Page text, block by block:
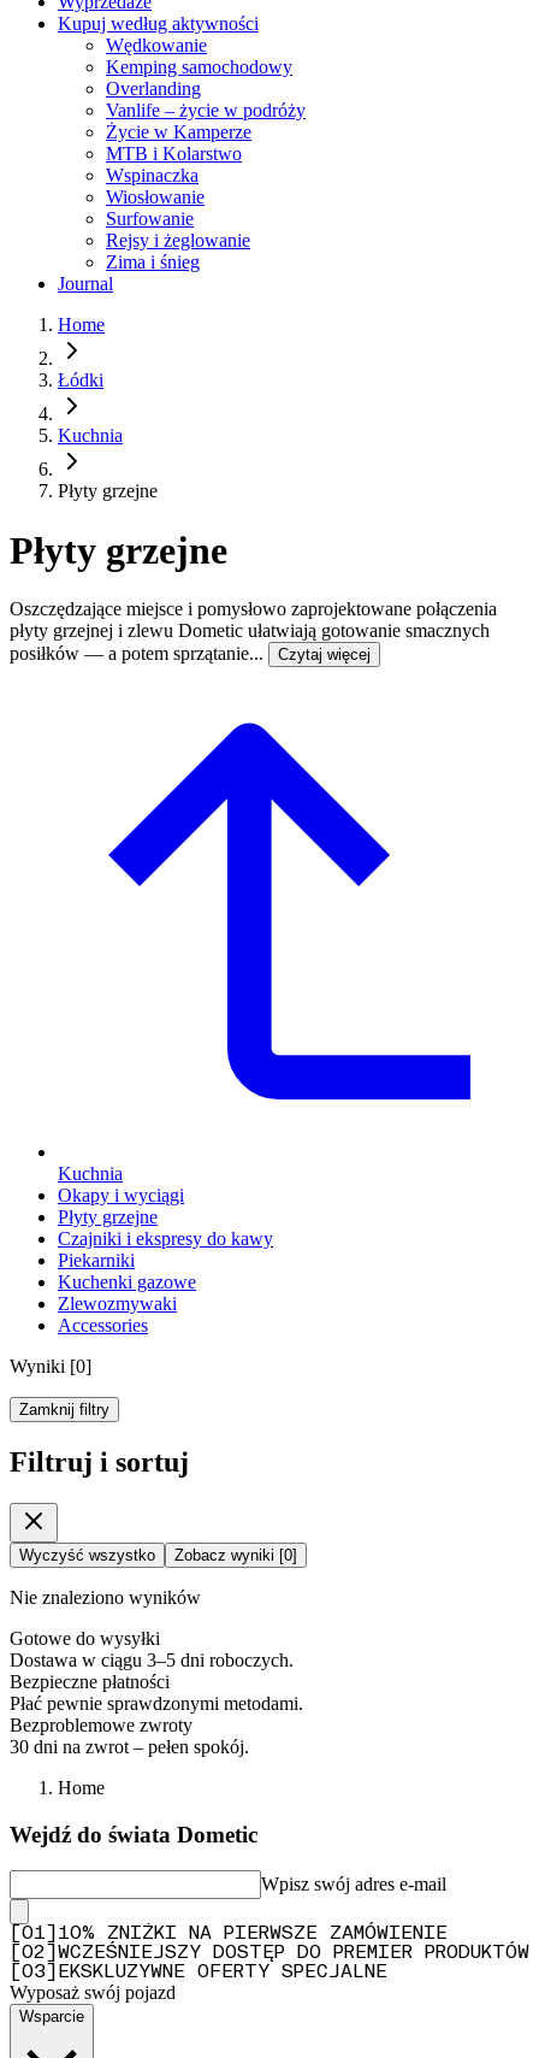
Kupuj według aktywności
Wędkowanie
Kemping samochodowy
Overlanding
Vanlife – życie w podróży
Życie w Kamperze
MTB i Kolarstwo
Wspinaczka
Wiosłowanie
Surfowanie
Rejsy i żeglowanie
Zima i śnieg
Journal
Home
Łódki
Kuchnia
Płyty grzejne
Płyty grzejne
Oszczędzające miejsce i pomysłowo zaprojektowane połączenia
płyty grzejnej i zlewu Dometic ułatwiają gotowanie smacznych
posiłków — a potem sprzątanie...
Czytaj więcej
Kuchnia
Okapy i wyciągi
Płyty grzejne
Czajniki i ekspresy do kawy
Piekarniki
Kuchenki gazowe
Zlewozmywaki
Accessories
Wyniki [0]
Zamknij filtry
Filtruj i sortuj
Wyczyść wszystko Zobacz wyniki [0]
Nie znaleziono wyników
Gotowe do wysyłki
Dostawa w ciągu 3–5 dni roboczych.
Bezpieczne płatności
Płać pewnie sprawdzonymi metodami.
Bezproblemowe zwroty
30 dni na zwrot – pełen spokój.
Home
Wejdź do świata Dometic
Wpisz swój adres e-mail
01
10% ZNIŻKI NA PIERWSZE ZAMÓWIENIE
02
WCZEŚNIEJSZY DOSTĘP DO PREMIER PRODUKTÓW
03 EKSKLUZYWNE OFERTY SPECJALNE
Wyposaż swój pojazd
Wsparcie